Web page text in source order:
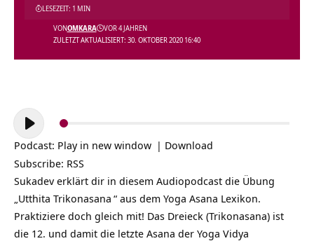
ZULETZT AKTUALISIERT: 30. OKTOBER 2020 16:40
VONOMKARA VOR 4 JAHREN
LESEZEIT: 1 MIN
Audio-
Player
Podcast: Play in new window | Download
Subscribe: RSS
Sukadev erklärt dir in diesem Audiopodcast die Übung
„Utthita Trikonasana “ aus dem Yoga Asana Lexikon.
Praktiziere doch gleich mit! Das Dreieck (Trikonasana) ist
die 12. und damit die letzte Asana der Yoga Vidya